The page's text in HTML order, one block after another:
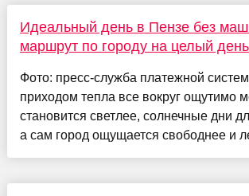
Идеальный день в Пензе без
маршрут по городу на целый день
Фото: пресс-служба платежной
приходом тепла все вокруг ощутимо
становится светлее, солнечные дни
а сам город ощущается свободнее и